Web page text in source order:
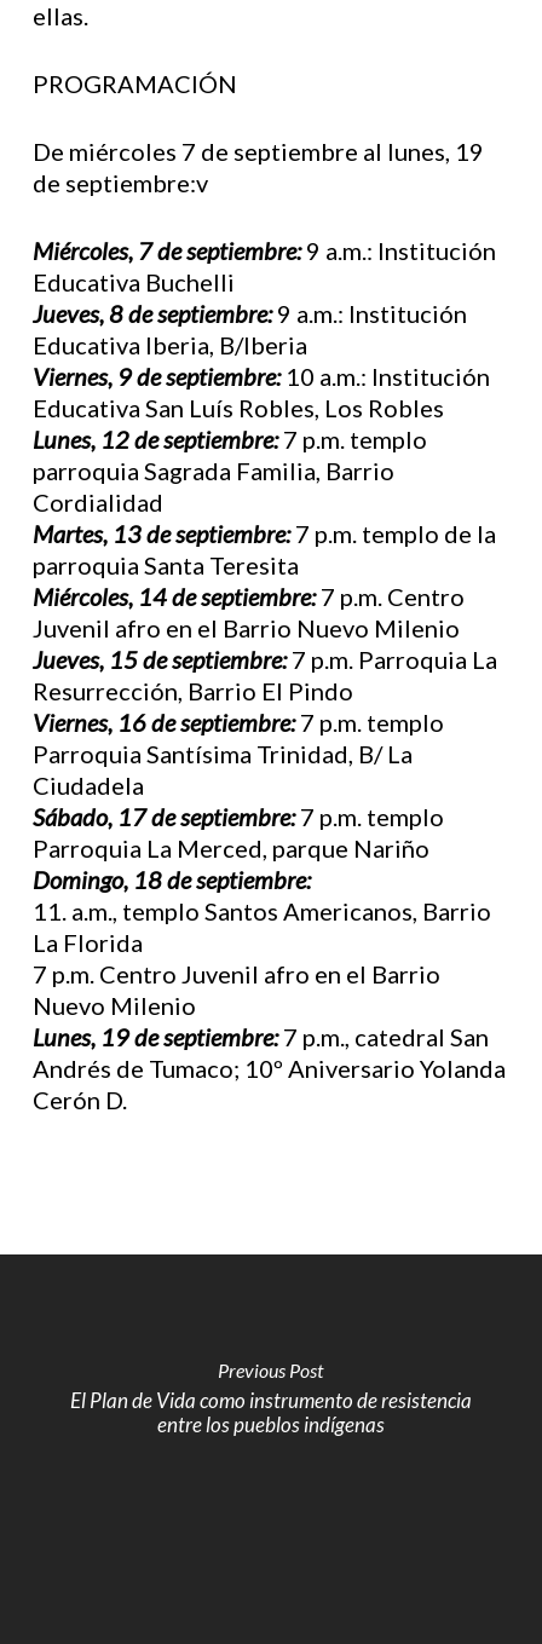
ellas.
PROGRAMACIÓN
De miércoles 7 de septiembre al lunes, 19
de septiembre:v
Miércoles, 7 de septiembre:9 a.m.: Institución
Educativa Buchelli
Jueves, 8 de septiembre:9 a.m.: Institución
Educativa Iberia, B/Iberia
Viernes, 9 de septiembre:10 a.m.: Institución
Educativa San Luís Robles, Los Robles
Lunes, 12 de septiembre:7 p.m. templo
parroquia Sagrada Familia, Barrio
Cordialidad
Martes, 13 de septiembre:7 p.m. templo de la
parroquia Santa Teresita
Miércoles, 14 de septiembre:7 p.m. Centro
Juvenil afro en el Barrio Nuevo Milenio
Jueves, 15 de septiembre:7 p.m. Parroquia La
Resurrección, Barrio El Pindo
Viernes, 16 de septiembre:7 p.m. templo
Parroquia Santísima Trinidad, B/ La
Ciudadela
Sábado, 17 de septiembre:7 p.m. templo
Parroquia La Merced, parque Nariño
Domingo, 18 de septiembre:
11. a.m., templo Santos Americanos, Barrio
La Florida
7 p.m. Centro Juvenil afro en el Barrio
Nuevo Milenio
Lunes, 19 de septiembre:7 p.m., catedral San
Andrés de Tumaco; 10º Aniversario Yolanda
Cerón D.
Previous Post
El Plan de Vida como instrumento de resistencia
entre los pueblos indígenas